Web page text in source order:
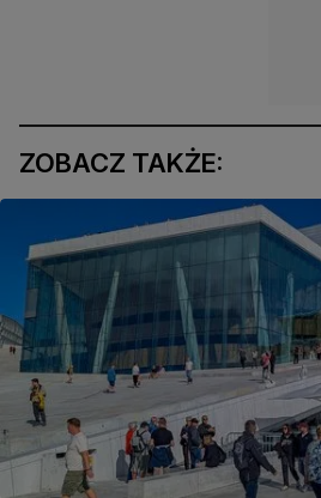
ZOBACZ TAKŻE: